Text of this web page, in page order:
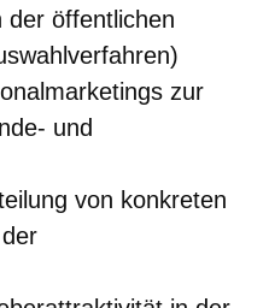
der öffentlichen
zur
und
von konkreten